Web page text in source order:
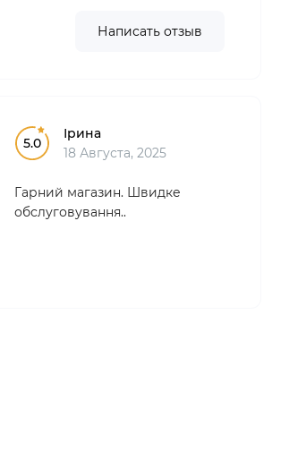
Написать отзыв
5.0
Ірина
18 Августа, 2025
Гарний магазин. Швидке
обслуговування..